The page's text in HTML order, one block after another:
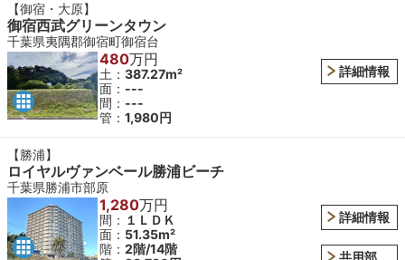
【御宿・大原】
御宿西武グリーンタウン
千葉県夷隅郡御宿町御宿台
480万円
土： 387.27m²
面： ---
間： ---
管： 1,980円
詳細情報
【勝浦】
ロイヤルヴァンベール勝浦ビーチ
千葉県勝浦市部原
1,280万円
間： １ＬＤＫ
面： 51.35m²
階： 2階/14階
詳細情報
共用部